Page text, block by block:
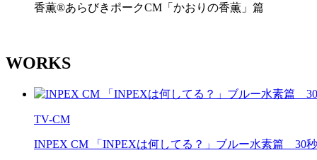
香薫®あらびきポークCM「かおりの香薫」篇
WORKS
TV-CM
INPEX CM 「INPEXは何してる？」ブルー水素篇 30秒